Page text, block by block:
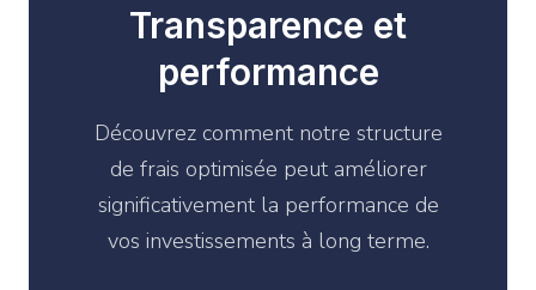
Transparence et
performance
Découvrez comment notre structure
de frais optimisée peut améliorer
significativement la performance de
vos investissements à long terme.